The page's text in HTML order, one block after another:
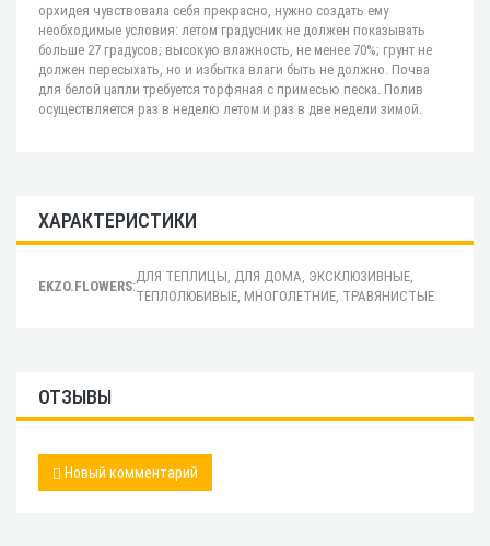
орхидея чувствовала себя прекрасно, нужно создать ему
необходимые условия: летом градусник не должен показывать
больше 27 градусов; высокую влажность, не менее 70%; грунт не
должен пересыхать, но и избытка влаги быть не должно. Почва
для белой цапли требуется торфяная с примесью песка. Полив
осуществляется раз в неделю летом и раз в две недели зимой.
ХАРАКТЕРИСТИКИ
EKZO.FLOWERS:
ДЛЯ ТЕПЛИЦЫ, ДЛЯ ДОМА, ЭКСКЛЮЗИВНЫЕ,
ТЕПЛОЛЮБИВЫЕ, МНОГОЛЕТНИЕ, ТРАВЯНИСТЫЕ
ОТЗЫВЫ
Новый комментарий